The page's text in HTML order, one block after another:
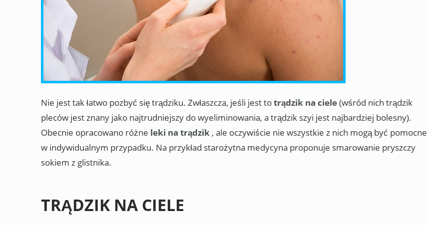
Nie jest tak łatwo pozbyć się trądziku. Zwłaszcza, jeśli jest totrądzik na ciele(wśród nich trądzik
pleców jest znany jako najtrudniejszy do wyeliminowania, a trądzik szyi jest najbardziej bolesny).
Obecnie opracowano różne leki na trądzik , ale oczywiście nie wszystkie z nich mogą być pomocne
w indywidualnym przypadku. Na przykład starożytna medycyna proponuje smarowanie pryszczy
sokiem z glistnika.
TRĄDZIK NA CIELE